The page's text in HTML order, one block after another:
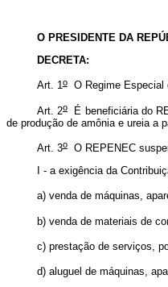
O PRESIDENTE DA
DECRETA:
Art. 1oO Regime Especial
Art. 2oÉ beneficiária do
de produção de amônia e ureia a
Art. 3oO REPENEC
I - a exigência da
a) venda de máquinas,
b) venda de materiais de
c) prestação de serviços,
d) aluguel de máquinas,